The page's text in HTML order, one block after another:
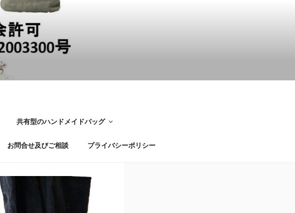
共有型のハンドメイドバッグ
お問合せ及びご相談 プライバシーポリシー